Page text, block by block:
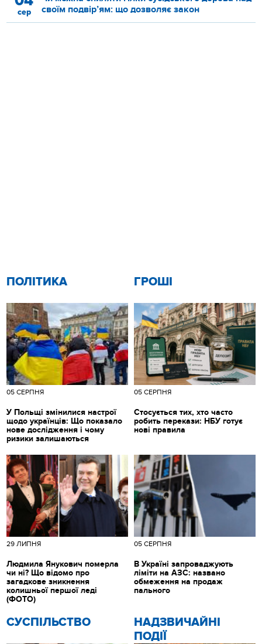
сер
своїм подвір’ям: що дозволяє закон
ПОЛІТИКА
05 СЕРПНЯ
У Польщі змінилися настрої
щодо українців: Що показало
нове дослідження і чому
ризики залишаються
ГРОШІ
05 СЕРПНЯ
Стосується тих, хто часто
робить перекази: НБУ готує
нові правила
CУСПІЛЬСТВО
НАДЗВИЧАЙНІ
ПОДІЇ
29 ЛИПНЯ
Людмила Янукович померла
чи ні? Що відомо про
загадкове зникнення
колишньої першої леді
(ФОТО)
05 СЕРПНЯ
В Україні запроваджують
ліміти на АЗС: названо
обмеження на продаж
пального